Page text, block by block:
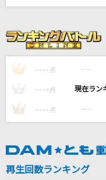
日常
[良音]ロマンス
PENICILLIN
WEST.
倉木麻衣
1 ---- 点 ----
---- 点 ----
3 ---- 点 ----
再生回数ランキング